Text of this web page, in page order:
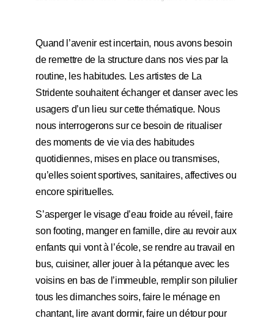
Quand l’avenir est incertain, nous avons besoin
de remettre de la structure dans nos vies par la
routine, les habitudes. Les artistes de La
Stridente souhaitent échanger et danser avec les
usagers d’un lieu sur cette thématique. Nous
nous interrogerons sur ce besoin de ritualiser
des moments de vie via des habitudes
quotidiennes, mises en place ou transmises,
qu’elles soient sportives, sanitaires, affectives ou
encore spirituelles.
S’asperger le visage d’eau froide au réveil, faire
son footing, manger en famille, dire au revoir aux
enfants qui vont à l’école, se rendre au travail en
bus, cuisiner, aller jouer à la pétanque avec les
voisins en bas de l’immeuble, remplir son pilulier
tous les dimanches soirs, faire le ménage en
chantant, lire avant dormir, faire un détour pour